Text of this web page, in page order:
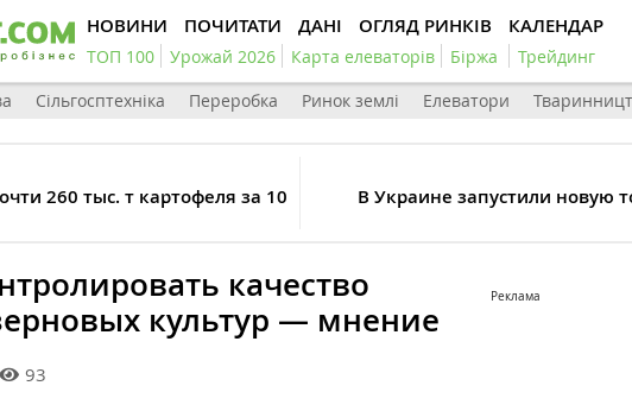
НОВИНИ ПОЧИТАТИ ДАНІ ОГЛЯД РИНКІВ КАЛЕНДАР
ТОП 100 Урожай 2026 Карта елеваторів Біржа Трейдинг
Сільгосптехніка Переробка Ринок землі Елеватори
260 тыс. т картофеля за 10
В Украине запустили новую
качество
культур — мнение
93
Реклама